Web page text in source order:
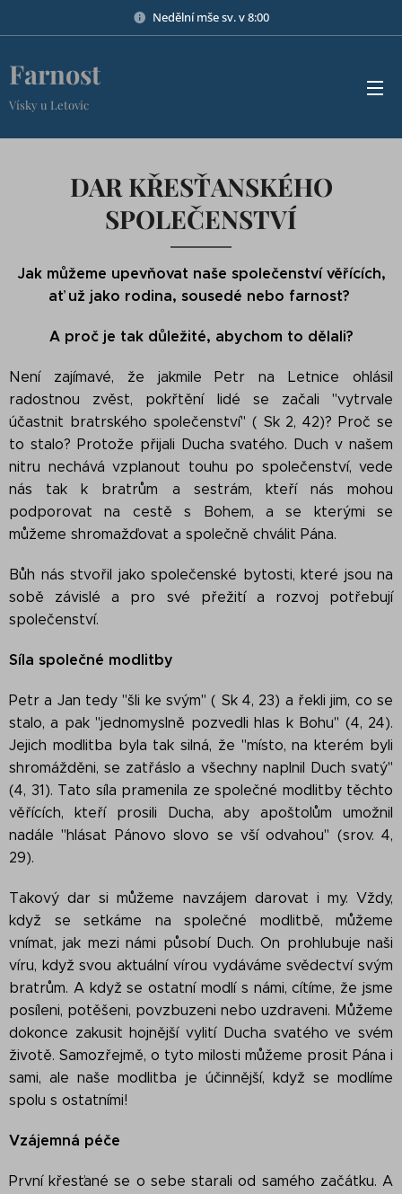
Nedělní mše sv. v 8:00
Farnost
Vísky u Letovic
DAR KŘESŤANSKÉHO
SPOLEČENSTVÍ
Jak můžeme upevňovat naše společenství věřících,
ať už jako rodina, sousedé nebo farnost?
A proč je tak důležité, abychom to dělali?
Není zajímavé, že jakmile Petr na Letnice ohlásil
radostnou zvěst, pokřtění lidé se začali "vytrvale
účastnit bratrského společenství" ( Sk 2, 42)? Proč se
to stalo? Protože přijali Ducha svatého. Duch v našem
nitru nechává vzplanout touhu po společenství, vede
nás tak k bratrům a sestrám, kteří nás mohou
podporovat na cestě s Bohem, a se kterými se
můžeme shromažďovat a společně chválit Pána.
Bůh nás stvořil jako společenské bytosti, které jsou na
sobě závislé a pro své přežití a rozvoj potřebují
společenství.
Síla společné modlitby
Petr a Jan tedy "šli ke svým" ( Sk 4, 23) a řekli jim, co se
stalo, a pak "jednomyslně pozvedli hlas k Bohu" (4, 24).
Jejich modlitba byla tak silná, že "místo, na kterém byli
shromážděni, se zatřáslo a všechny naplnil Duch svatý"
(4, 31). Tato síla pramenila ze společné modlitby těchto
věřících, kteří prosili Ducha, aby apoštolům umožnil
nadále "hlásat Pánovo slovo se vší odvahou" (srov. 4,
29).
Takový dar si můžeme navzájem darovat i my. Vždy,
když se setkáme na společné modlitbě, můžeme
vnímat, jak mezi námi působí Duch. On prohlubuje naši
víru, když svou aktuální vírou vydáváme svědectví svým
bratrům. A když se ostatní modlí s námi, cítíme, že jsme
posíleni, potěšeni, povzbuzeni nebo uzdraveni. Můžeme
dokonce zakusit hojnější vylití Ducha svatého ve svém
životě. Samozřejmě, o tyto milosti můžeme prosit Pána i
sami, ale naše modlitba je účinnější, když se modlíme
spolu s ostatními!
Vzájemná péče
První křesťané se o sebe starali od samého začátku. A